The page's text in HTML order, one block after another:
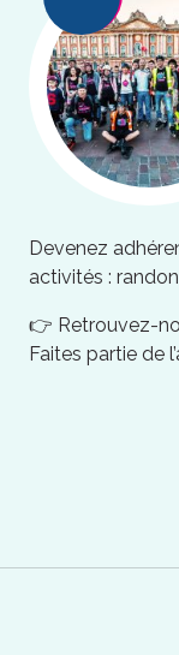
Devenez
activités :
👉 Retrouvez-
Faites partie de